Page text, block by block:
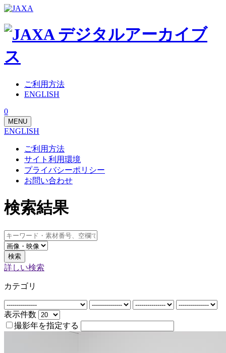
ご利用方法
ENGLISH
0
MENU
ENGLISH
ご利用方法
サイト利用環境
プライバシーポリシー
お問い合わせ
検索結果
検索
詳しい検索
カテゴリ
表示件数
撮影年を指定する